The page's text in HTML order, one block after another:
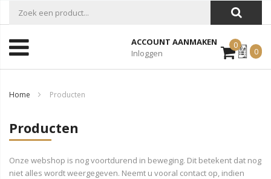
ACCOUNT AANMAKEN
Inloggen
0Mijn
Offerte
0
Home Producten
Producten
Onze webshop is nog voortdurend in beweging. Dit betekent dat nog
niet alles wordt weergegeven. Neemt u vooral contact op, indien